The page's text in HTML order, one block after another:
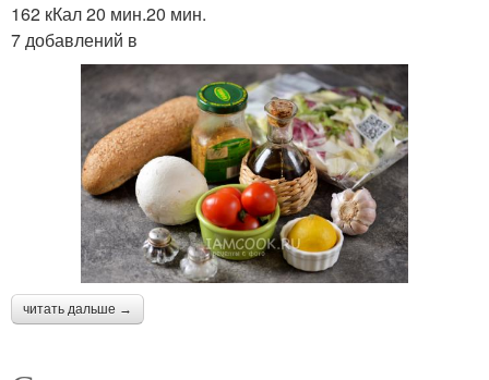
162 кКал 20 мин.20 мин.
7 добавлений в
читать дальше →